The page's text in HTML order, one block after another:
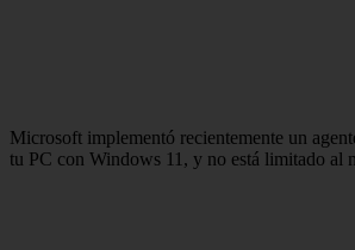
Microsoft implementó recientemente un
tu PC con Windows 11, y no está limitado al